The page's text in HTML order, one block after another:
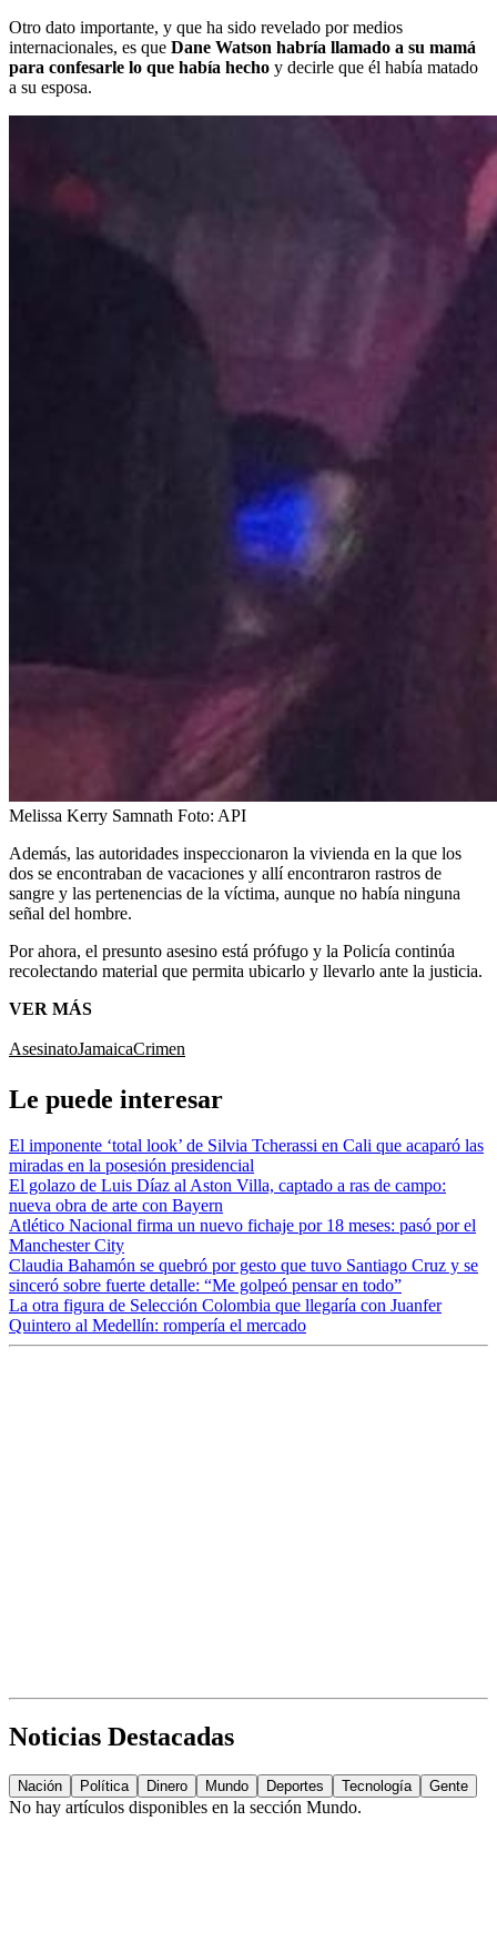
Otro dato importante, y que ha sido revelado por medios
internacionales, es que Dane Watson habría llamado a su mamá
para confesarle lo que había hecho y decirle que él había matado
a su esposa.
Melissa Kerry Samnath Foto: API
Además, las autoridades inspeccionaron la vivienda en la que los
dos se encontraban de vacaciones y allí encontraron rastros de
sangre y las pertenencias de la víctima, aunque no había ninguna
señal del hombre.
Por ahora, el presunto asesino está prófugo y la Policía continúa
recolectando material que permita ubicarlo y llevarlo ante la justicia.
VER MÁS
AsesinatoJamaicaCrimen
Le puede interesar
El imponente ‘total look’ de Silvia Tcherassi en Cali que acaparó las
miradas en la posesión presidencial
El golazo de Luis Díaz al Aston Villa, captado a ras de campo:
nueva obra de arte con Bayern
Atlético Nacional firma un nuevo fichaje por 18 meses: pasó por el
Manchester City
Claudia Bahamón se quebró por gesto que tuvo Santiago Cruz y se
sinceró sobre fuerte detalle: “Me golpeó pensar en todo”
La otra figura de Selección Colombia que llegaría con Juanfer
Quintero al Medellín: rompería el mercado
Noticias Destacadas
Nación Política Dinero Mundo Deportes Tecnología Gente
No hay artículos disponibles en la sección Mundo.